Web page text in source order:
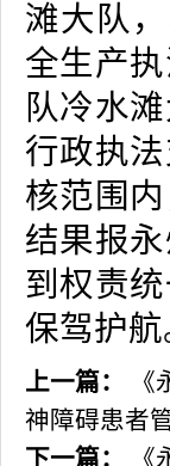
滩大队
全生产
队冷水
行政执
核范围
结果报
到权责
保驾护航
上一篇：
神障碍患者
下一篇：